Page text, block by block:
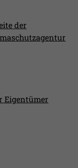
der
Eigentümer